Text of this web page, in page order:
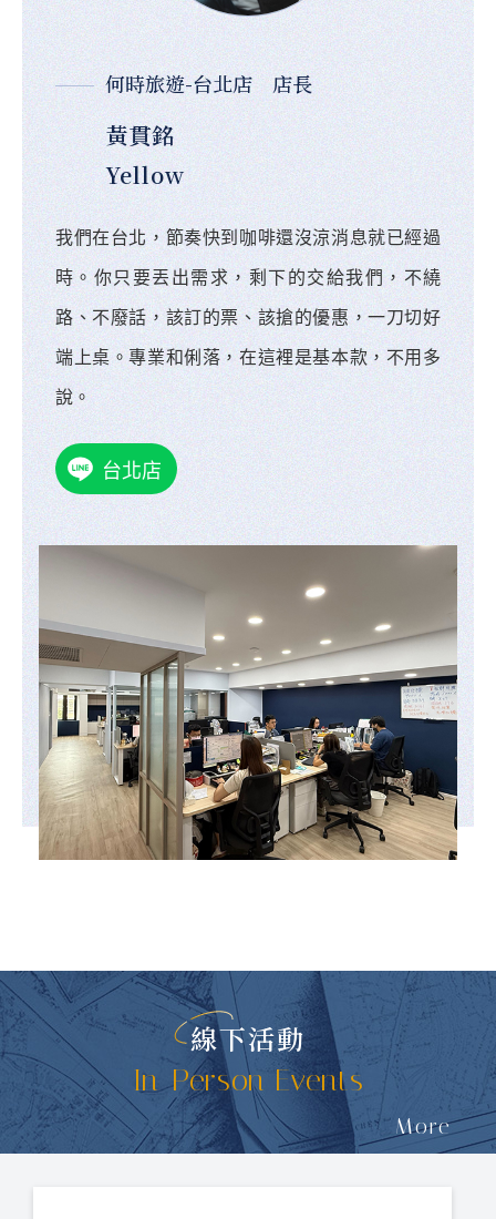
何時旅遊-台北店 店長
黃貫銘
Yellow
我們在台北，節奏快到咖啡還沒涼消息就已經過
時。你只要丟出需求，剩下的交給我們，不繞
路、不廢話，該訂的票、該搶的優惠，一刀切好
端上桌。專業和俐落，在這裡是基本款，不用多
說。
台北店
線下活動
In-Person Events
More